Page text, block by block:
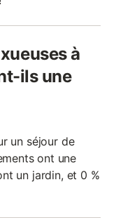
à
ils une
un séjour de
ont une
un jardin, et 0 %